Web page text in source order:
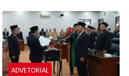
ADVETORIAL